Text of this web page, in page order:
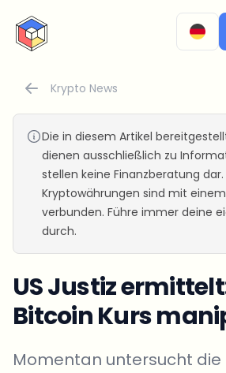
CryptoTicker
Krypto News
Die in diesem Artikel
dienen ausschließlich zu
stellen keine Finanzberatung
Kryptowährungen sind mit einem
verbunden. Führe immer deine
durch.
US Justiz
Bitcoin Kurs
Momentan untersucht die